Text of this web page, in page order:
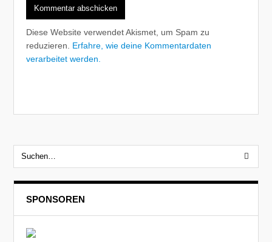
Diese Website verwendet Akismet, um Spam zu
reduzieren. Erfahre, wie deine Kommentardaten
verarbeitet werden.
SPONSOREN